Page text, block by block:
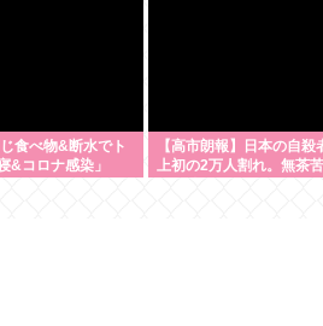
食べ物&断水でト
&コロナ感染」
【高市朗報】日本の自
上初の2万人割れ。無茶